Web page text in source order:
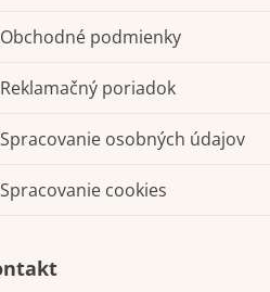
Obchodné podmienky
Reklamačný poriadok
Spracovanie osobných údajov
Spracovanie cookies